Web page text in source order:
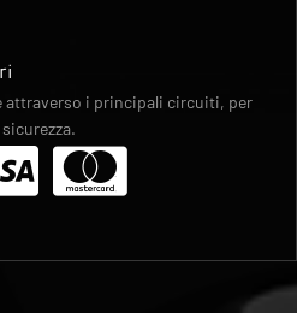
attraverso i principali circuiti, per